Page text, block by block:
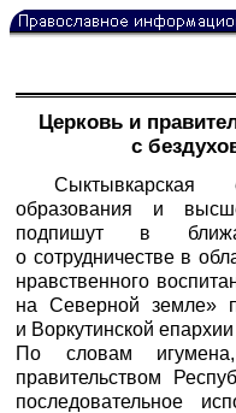
Церковь и
с
образования и
подпишут в
о сотрудничестве в
нравственного
на Северной земле»
и Воркутинской
По словам
правительством
последовательное